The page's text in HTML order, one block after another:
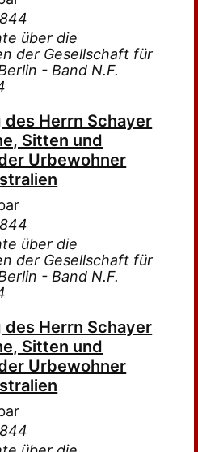
über die
der Gesellschaft für
- Band N.F.
des Herrn Schayer
Sitten und
Urbewohner
über die
der Gesellschaft für
- Band N.F.
des Herrn Schayer
Sitten und
Urbewohner